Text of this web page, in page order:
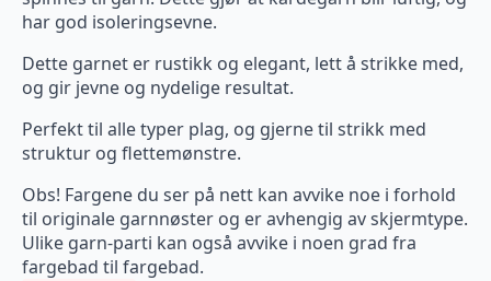
har god isoleringsevne.
Dette garnet er rustikk og elegant, lett å strikke med,
og gir jevne og nydelige resultat.
Perfekt til alle typer plag, og gjerne til strikk med
struktur og flettemønstre.
Obs! Fargene du ser på nett kan avvike noe i forhold
til originale garnnøster og er avhengig av skjermtype.
Ulike garn-parti kan også avvike i noen grad fra
fargebad til fargebad.